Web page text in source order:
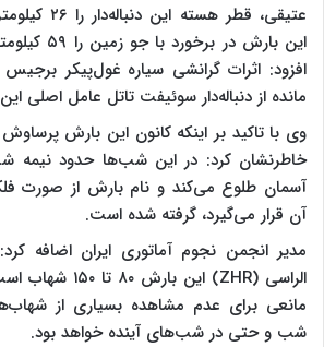
عتیقی، قطر
این بارش در
افزود: اثرات گرانشی سیاره غول‌پیکر
مانده از دنباله‌دار سوئیفت تاتل عامل اصلی
وی با تاکید بر اینکه کانون این بارش
خاطرنشان کرد: در این شب‌ها حدود نیمه
آسمان طلوع می‌کند و نام بارش از صورت
آن قرار می‌گیرد،‌ گرفته شده است.
مدیر انجمن نجوم آماتوری ایران اضافه
الراسی (ZHR
) این بارش ۸۰
مانعی برای عدم مشاهده بسیاری از
شب و حتی در شب‌های آینده خواهد بود.